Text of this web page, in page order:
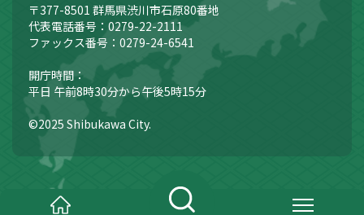
〒377-8501 群馬県渋川市石原80番地
代表電話番号：0279-22-2111
ファックス番号：0279-24-6541
開庁時間：
平日 午前8時30分から午後5時15分
©2025 Shibukawa City.